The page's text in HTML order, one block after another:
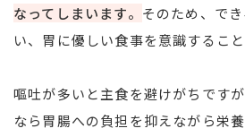
なってしまいます。 そのため、で
い、胃に優しい食事を意識すること
嘔吐が多いと主食を避けがちです
なら胃腸への負担を抑えながら栄養